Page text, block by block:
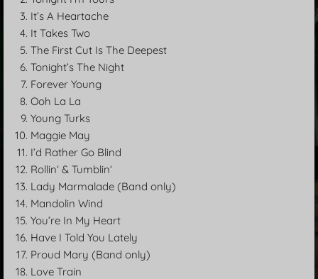
It’s A Heartache
It Takes Two
The First Cut Is The Deepest
Tonight’s The Night
Forever Young
Ooh La La
Young Turks
Maggie May
I’d Rather Go Blind
Rollin‘ & Tumblin‘
Lady Marmalade (Band only)
Mandolin Wind
You’re In My Heart
Have I Told You Lately
Proud Mary (Band only)
Love Train